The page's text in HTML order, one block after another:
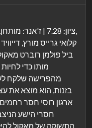
ציון: 7.28 |
ביל פולמן רוברט
מותו כדי
מהפרישה שלקח
בזנות, הוא מוצא את
ארגון רוסי חסר
חסרי הישע
התשוקה של מאקול